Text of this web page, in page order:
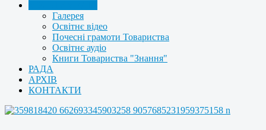
Галерея
Освітнє відео
Почесні грамоти Товариства
Освітнє аудіо
Книги Товариства "Знання"
РАДА
АРХІВ
КОНТАКТИ